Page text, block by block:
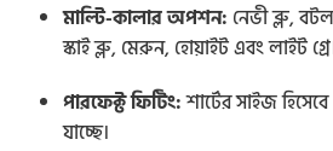
মাল্টি-কালার অপশন: নেভী ব্লু, বটল
স্কাই ব্লু, মেরুন, হোয়াইট এবং লাইট
পারফেক্ট ফিটিং:শার্টের সাইজ
যাচ্ছে।